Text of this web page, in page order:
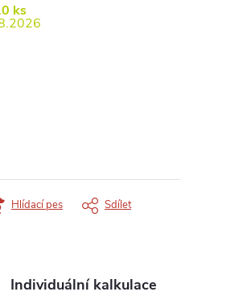
ks
Hlídací pes Sdílet
Individuální kalkulace